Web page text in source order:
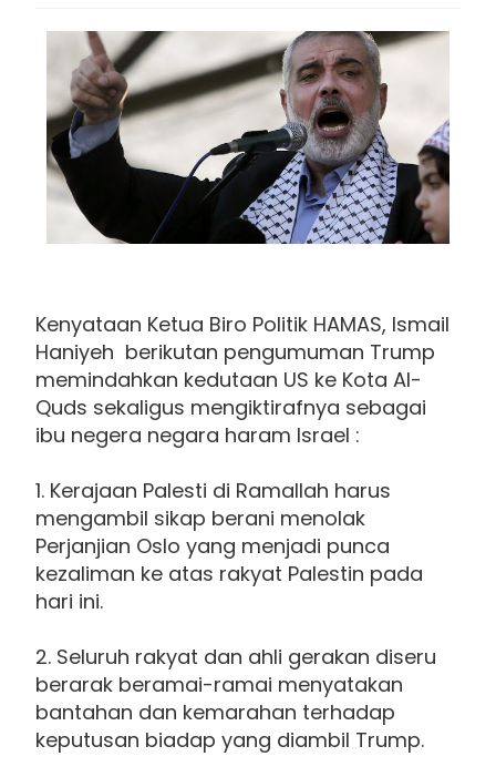
Kenyataan Ketua Biro Politik HAMAS, Ismail
Haniyeh berikutan pengumuman Trump
memindahkan kedutaan US ke Kota Al-
Quds sekaligus mengiktirafnya sebagai
ibu negera negara haram Israel :
1. Kerajaan Palesti di Ramallah harus
mengambil sikap berani menolak
Perjanjian Oslo yang menjadi punca
kezaliman ke atas rakyat Palestin pada
hari ini.
2. Seluruh rakyat dan ahli gerakan diseru
berarak beramai-ramai menyatakan
bantahan dan kemarahan terhadap
keputusan biadap yang diambil Trump.